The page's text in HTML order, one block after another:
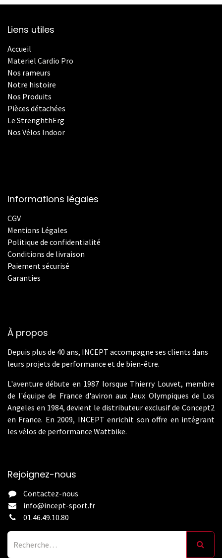
Liens utiles
Accueil
Materiel Cardio Pro
Nos rameurs
Notre histoire
Nos Produits
Pièces détachées
Le StrenghthErg
Nos Vélos Indoor
Informations légales
CGV
Mentions Légales
Politique de confidentialité
Conditions de livraison
Paiement sécurisé
Garanties
À propos
Depuis plus de 40 ans, INCEPT accompagne ses clients dans
leurs projets de performance et de bien-être.
L'aventure débute en 1987 lorsque Thierry Louvet, membre
de l'équipe de France d'aviron aux Jeux Olympiques de Los
Angeles en 1984, devient le distributeur exclusif de Concept2
en France. En 2009, INCEPT enrichit son offre en intégrant
les vélos de performance Wattbike.
Rejoignez-nous
Contactez-nous
info@incept-sport.fr
01.46.49.10.80